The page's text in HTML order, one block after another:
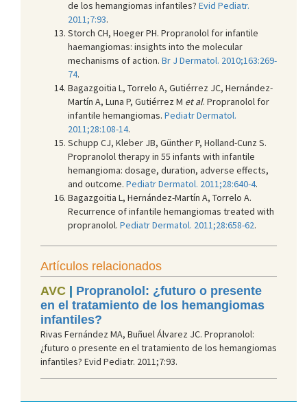
de los hemangiomas infantiles? Evid Pediatr.
2011;7:93.
Storch CH, Hoeger PH. Propranolol for infantile
haemangiomas: insights into the molecular
mechanisms of action. Br J Dermatol. 2010;163:269-
74.
Bagazgoitia L, Torrelo A, Gutiérrez JC, Hernández-
Martín A, Luna P, Gutiérrez M et al. Propranolol for
infantile hemangiomas. Pediatr Dermatol.
2011;28:108-14.
Schupp CJ, Kleber JB, Günther P, Holland-Cunz S.
Propranolol therapy in 55 infants with infantile
hemangioma: dosage, duration, adverse effects,
and outcome. Pediatr Dermatol. 2011;28:640-4.
Bagazgoitia L, Hernández-Martín A, Torrelo A.
Recurrence of infantile hemangiomas treated with
propranolol. Pediatr Dermatol. 2011;28:658-62.
Artículos relacionados
AVC | Propranolol: ¿futuro o presente
en el tratamiento de los hemangiomas
infantiles?
Rivas Fernández MA, Buñuel Álvarez JC. Propranolol:
¿futuro o presente en el tratamiento de los hemangiomas
infantiles? Evid Pediatr. 2011;7:93.